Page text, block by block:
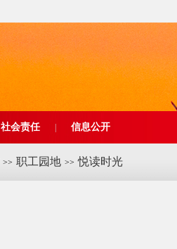
社会责任 信息公开
>> 职工园地 >> 悦读时光